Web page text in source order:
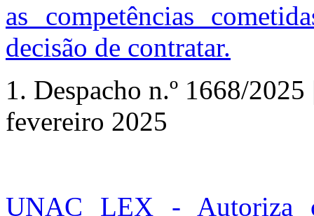
as competências
decisão de contratar.
1. Despacho n.º 1668/
fevereiro 2025
UNAC LEX - Autoriza